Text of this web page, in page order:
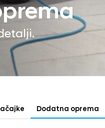
Dodatna oprema